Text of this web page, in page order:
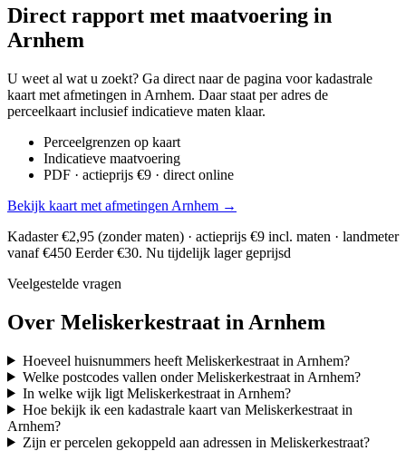
Direct rapport met maatvoering in
Arnhem
U weet al wat u zoekt? Ga direct naar de pagina voor kadastrale
kaart met afmetingen in Arnhem. Daar staat per adres de
perceelkaart inclusief indicatieve maten klaar.
Perceelgrenzen op kaart
Indicatieve maatvoering
PDF · actieprijs €9 · direct online
Bekijk kaart met afmetingen Arnhem →
Kadaster €2,95 (zonder maten) · actieprijs €9 incl. maten · landmeter
vanaf €450 Eerder €30. Nu tijdelijk lager geprijsd
Veelgestelde vragen
Over Meliskerkestraat in Arnhem
Hoeveel huisnummers heeft Meliskerkestraat in Arnhem?
Welke postcodes vallen onder Meliskerkestraat in Arnhem?
In welke wijk ligt Meliskerkestraat in Arnhem?
Hoe bekijk ik een kadastrale kaart van Meliskerkestraat in
Arnhem?
Zijn er percelen gekoppeld aan adressen in Meliskerkestraat?